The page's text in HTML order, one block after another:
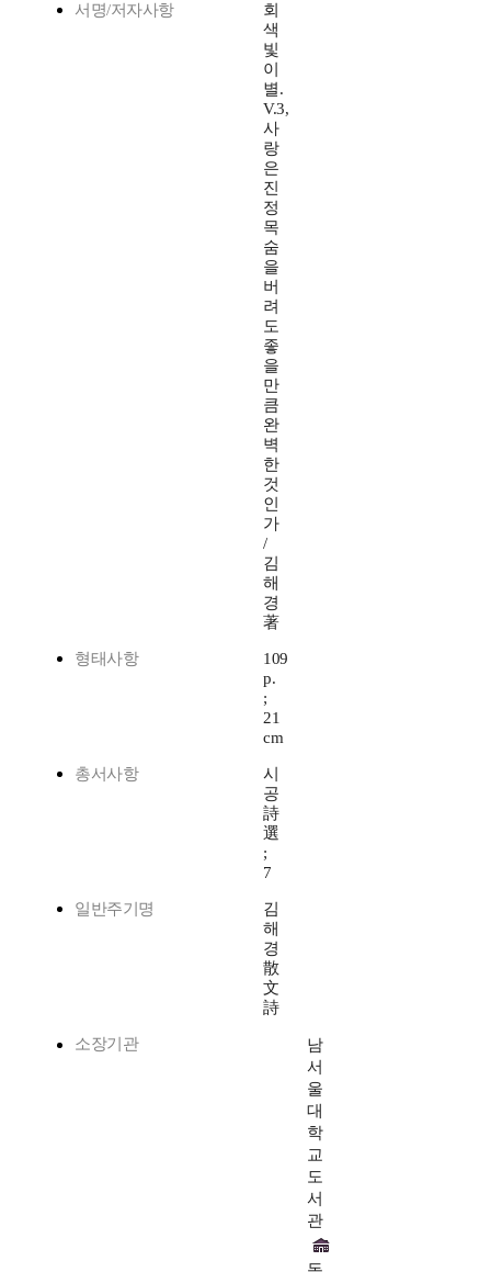
서명/저자사항
회
색
빛
이
별.
V.3,
사
랑
은
진
정
목
숨
을
버
려
도
좋
을
만
큼
완
벽
한
것
인
가
/
김
해
경
著
형태사항
109
p.
;
21
cm
총서사항
시
공
詩
選
;
7
일반주기명
김
해
경
散
文
詩
소장기관
남
서
울
대
학
교
도
서
관